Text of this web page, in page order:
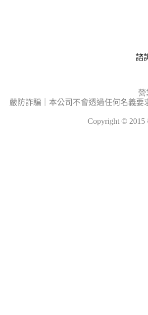
諮
營
嚴防詐騙｜本公司不會透過任何名義
Copyright ©